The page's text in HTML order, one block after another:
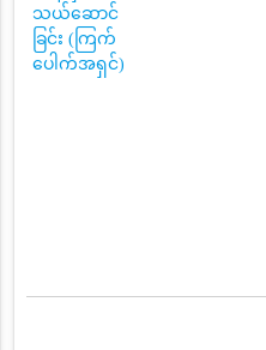
သယ်ဆောင်
ခြင်း (ကြက်
ပေါက်အရှင်)